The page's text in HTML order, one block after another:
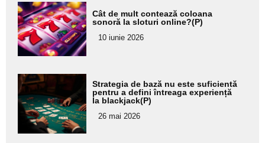
Adaugă
aici textul
pentru
subtitlu
Cât de mult contează coloana
sonoră la sloturi online?(P)
10 iunie 2026
Adaugă
aici textul
pentru
subtitlu
Strategia de bază nu este suficientă
pentru a defini întreaga experiență
la blackjack(P)
26 mai 2026